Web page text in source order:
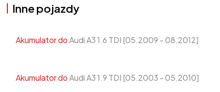
Inne pojazdy
Akumulator doAudi A3 1.6 TDI [05.2009 - 08.2012]
Akumulator doAudi A3 1.9 TDI [05.2003 - 05.2010]